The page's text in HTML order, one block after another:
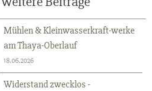
Mühlen & Kleinwasserkraft-werke
am Thaya-Oberlauf
18.06.2026
Widerstand zwecklos -